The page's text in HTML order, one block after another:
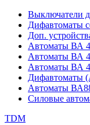
Выключатели
Дифавтоматы
Доп.
Автоматы ВА
Автоматы ВА
Автоматы ВА
Дифавтоматы
Автоматы
Силовые
TDM